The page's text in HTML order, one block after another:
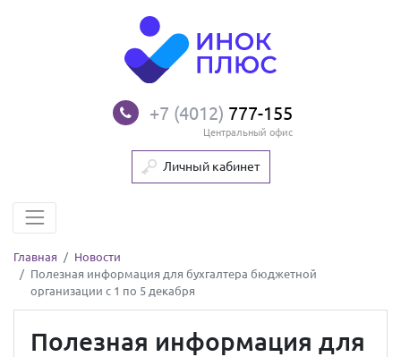
+7 (4012) 777-155
Центральный офис
Личный кабинет
Главная
Новости
Полезная информация для бухгалтера бюджетной
организации с 1 по 5 декабря
Полезная информация для